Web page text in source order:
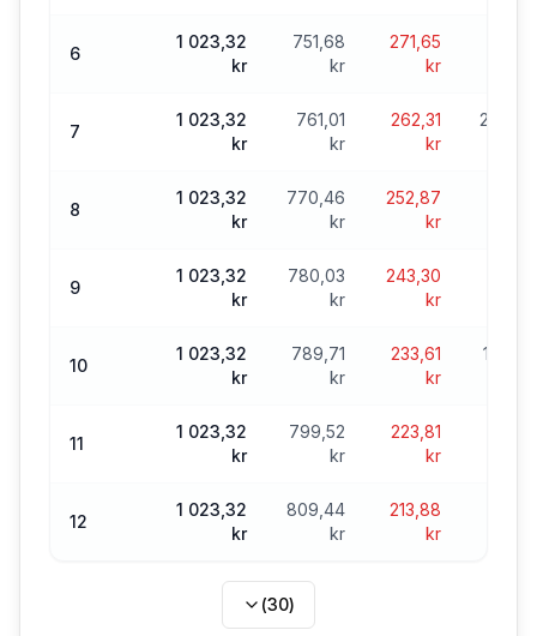
6
1 023,32
kr
751,68
kr
271,65
kr
7
1 023,32
kr
761,01
kr
262,31
kr
20
8
1 023,32
kr
770,46
kr
252,87
kr
9
1 023,32
kr
780,03
kr
243,30
kr
10
1 023,32
kr
789,71
kr
233,61
kr
18
11
1 023,32
kr
799,52
kr
223,81
kr
12
1 023,32
kr
809,44
kr
213,88
kr
(30)